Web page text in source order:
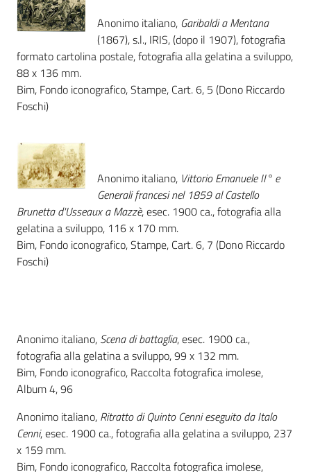
Archivio
storico
Decentrate
Patto
lettura
Seguici
su
on line
Eventi
Anonimo italiano, Garibaldi a Mentana
(1867), s.l., IRIS, (dopo il 1907), fotografia
formato cartolina postale, fotografia alla gelatina a sviluppo,
88 x 136 mm.
Bim, Fondo iconografico, Stampe, Cart. 6, 5 (Dono Riccardo
Foschi)
Anonimo italiano, Vittorio Emanuele II° e
Generali francesi nel 1859 al Castello
Brunetta d'Usseaux a Mazzè, esec. 1900 ca., fotografia alla
gelatina a sviluppo, 116 x 170 mm.
Bim, Fondo iconografico, Stampe, Cart. 6, 7 (Dono Riccardo
Foschi)
Anonimo italiano, Scena di battaglia, esec. 1900 ca.,
fotografia alla gelatina a sviluppo, 99 x 132 mm.
Bim, Fondo iconografico, Raccolta fotografica imolese,
Album 4, 96
Anonimo italiano, Ritratto di Quinto Cenni eseguito da Italo
Cenni, esec. 1900 ca., fotografia alla gelatina a sviluppo, 237
x 159 mm.
Bim, Fondo iconografico, Raccolta fotografica imolese,